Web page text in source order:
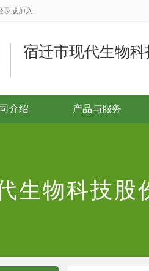
录或加入
宿迁市现代生物
介绍 产品与服务
生物科技股